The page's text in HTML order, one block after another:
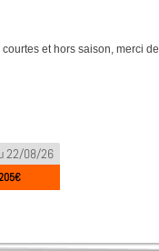
et hors saison, merci de
22/08/26